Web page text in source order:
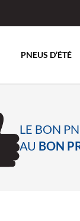
PNEUS D’ÉTÉ
LE BON
AU BON